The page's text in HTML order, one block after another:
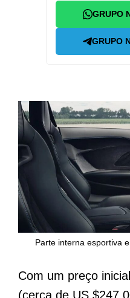
GRUPO
GRUPO
Parte interna esportiva
Com um preço
(cerca de US